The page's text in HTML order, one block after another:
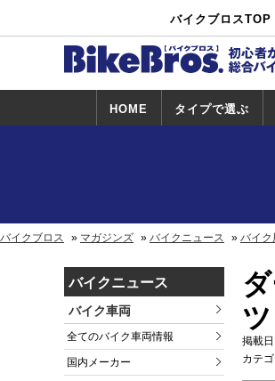
バイクブロスTOP
HOME タイプで選ぶ
バイクブロス マガジンズ バイクニュース バイク
バイクニュース
バイク車両
全てのバイク車両情報
国内メーカー
掲載
カテ